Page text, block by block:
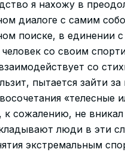
я нахожу в
диалоге с самим
поиске, в единении
со своим
со
пытается зайти за
«телесные
к сожалению, не
люди в эти
экстремальным